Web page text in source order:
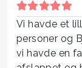
Vi havde et
personer og
vi havde en